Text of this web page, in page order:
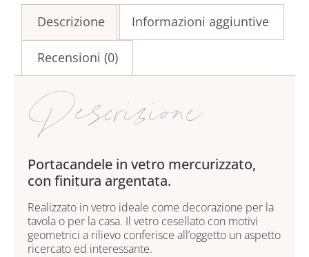
Descrizione Informazioni aggiuntive
Recensioni (0)
Descrizione
Portacandele in vetro mercurizzato,
con finitura argentata.
Realizzato in vetro ideale come decorazione per la
tavola o per la casa. Il vetro cesellato con motivi
geometrici a rilievo conferisce all’oggetto un aspetto
ricercato ed interessante.